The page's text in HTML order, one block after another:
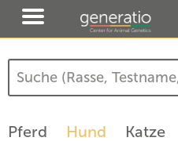
Pferd Hund Katze